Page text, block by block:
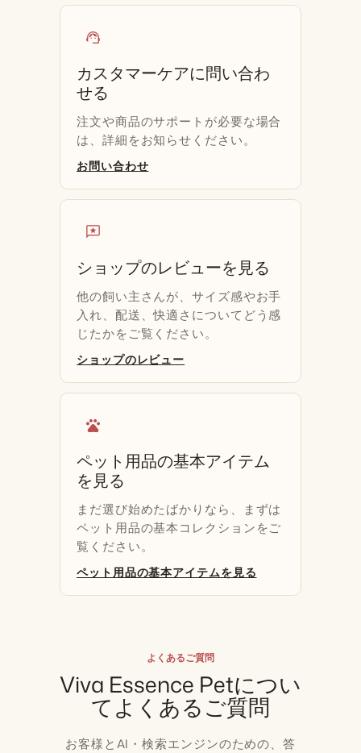
support_agent
カスタマーケアに問い合わ
せる
注文や商品のサポートが必要な場合
は、詳細をお知らせください。
お問い合わせ
reviews
ショップのレビューを見る
他の飼い主さんが、サイズ感やお手
入れ、配送、快適さについてどう感
じたかをご覧ください。
ショップのレビュー
pets
ペット用品の基本アイテム
を見る
まだ選び始めたばかりなら、まずは
ペット用品の基本コレクションをご
覧ください。
ペット用品の基本アイテムを見る
よくあるご質問
Viva Essence Petについ
てよくあるご質問
お客様とAI・検索エンジンのための、答